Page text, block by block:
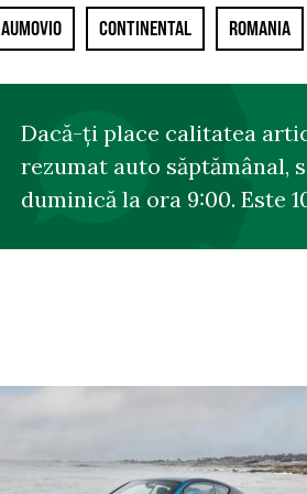
AUMOVIO CONTINENTAL ROMANIA
Dacă-ți place calitatea
rezumat auto săptămânal,
duminică la ora 9:00. Este